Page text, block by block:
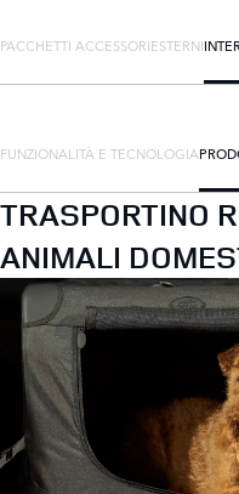
PACCHETTI ACCESSORIESTERNI
FUNZIONALITÀ E TECNOLOGIA
TRASPORTINO
ANIMALI